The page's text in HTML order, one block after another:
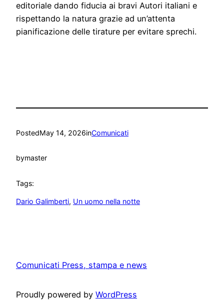
editoriale dando fiducia ai bravi Autori italiani e
rispettando la natura grazie ad un’attenta
pianificazione delle tirature per evitare sprechi.
PostedMay 14, 2026inComunicati
bymaster
Tags:
Dario Galimberti, Un uomo nella notte
Comunicati Press, stampa e news
Proudly powered by WordPress